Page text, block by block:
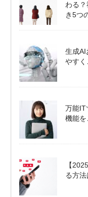
わる
き5つ
生成AI
やすく
万能IT
機能を
【
る方